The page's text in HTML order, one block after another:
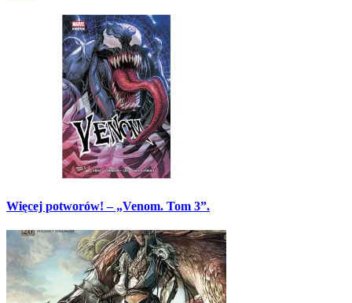
Więcej potworów! – „Venom. Tom 3”.